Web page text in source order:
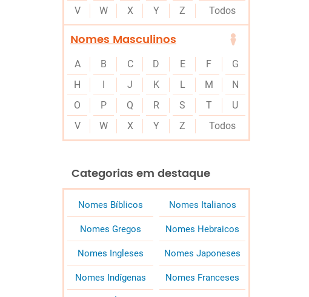
V
W X Y Z Todos
Nomes Masculinos
A B C D E F
G
H
I J K L M
N
O
P Q R S T
U
V
W X Y Z Todos
Categorias em destaque
Nomes Bíblicos Nomes Italianos
Nomes Gregos Nomes Hebraicos
Nomes Ingleses Nomes Japoneses
Nomes Indígenas Nomes Franceses